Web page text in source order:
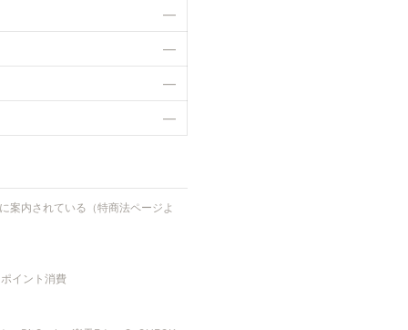
—
—
—
—
案内されている（特商法ページよ
イント消費